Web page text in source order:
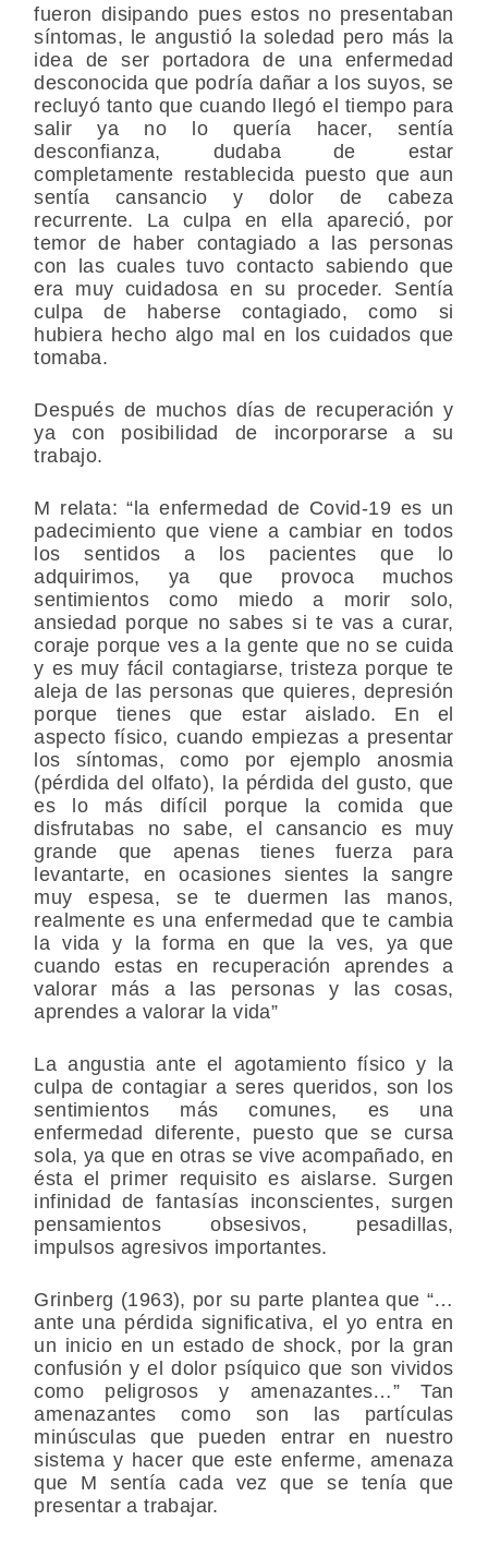
fueron disipando pues estos no presentaban
síntomas, le angustió la soledad pero más la
idea de ser portadora de una enfermedad
desconocida que podría dañar a los suyos, se
recluyó tanto que cuando llegó el tiempo para
salir ya no lo quería hacer, sentía
desconfianza, dudaba de estar
completamente restablecida puesto que aun
sentía cansancio y dolor de cabeza
recurrente. La culpa en ella apareció, por
temor de haber contagiado a las personas
con las cuales tuvo contacto sabiendo que
era muy cuidadosa en su proceder. Sentía
culpa de haberse contagiado, como si
hubiera hecho algo mal en los cuidados que
tomaba.
Después de muchos días de recuperación y
ya con posibilidad de incorporarse a su
trabajo.
M relata: “la enfermedad de Covid-19 es un
padecimiento que viene a cambiar en todos
los sentidos a los pacientes que lo
adquirimos, ya que provoca muchos
sentimientos como miedo a morir solo,
ansiedad porque no sabes si te vas a curar,
coraje porque ves a la gente que no se cuida
y es muy fácil contagiarse, tristeza porque te
aleja de las personas que quieres, depresión
porque tienes que estar aislado. En el
aspecto físico, cuando empiezas a presentar
los síntomas, como por ejemplo anosmia
(pérdida del olfato), la pérdida del gusto, que
es lo más difícil porque la comida que
disfrutabas no sabe, el cansancio es muy
grande que apenas tienes fuerza para
levantarte, en ocasiones sientes la sangre
muy espesa, se te duermen las manos,
realmente es una enfermedad que te cambia
la vida y la forma en que la ves, ya que
cuando estas en recuperación aprendes a
valorar más a las personas y las cosas,
aprendes a valorar la vida”
La angustia ante el agotamiento físico y la
culpa de contagiar a seres queridos, son los
sentimientos más comunes, es una
enfermedad diferente, puesto que se cursa
sola, ya que en otras se vive acompañado, en
ésta el primer requisito es aislarse. Surgen
infinidad de fantasías inconscientes, surgen
pensamientos obsesivos, pesadillas,
impulsos agresivos importantes.
Grinberg (1963), por su parte plantea que “…
ante una pérdida significativa, el yo entra en
un inicio en un estado de shock, por la gran
confusión y el dolor psíquico que son vividos
como peligrosos y amenazantes…” Tan
amenazantes como son las partículas
minúsculas que pueden entrar en nuestro
sistema y hacer que este enferme, amenaza
que M sentía cada vez que se tenía que
presentar a trabajar.